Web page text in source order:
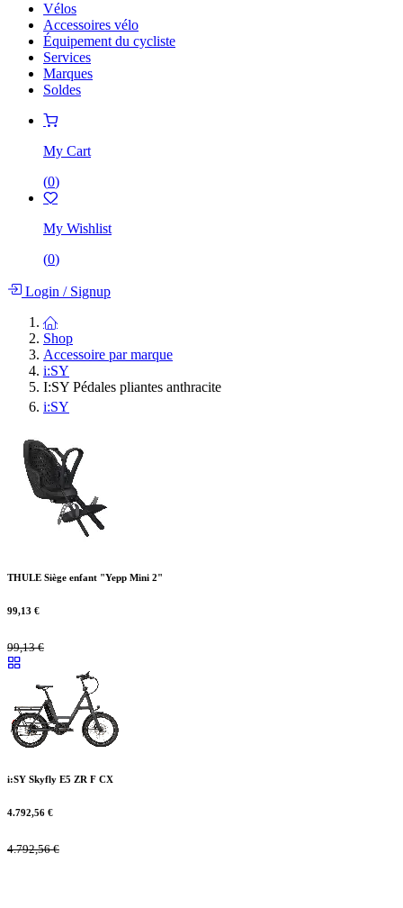
Vélos
Accessoires vélo
Équipement du cycliste
Services
Marques
Soldes
My Cart
(0)
My Wishlist
(0)
Login /Signup
Shop
Accessoire par marque
i:SY
I:SY Pédales pliantes anthracite
i:SY
THULE Siège enfant "Yepp Mini 2"
99,13 €
99,13€
i:SY Skyfly E5 ZR F CX
4.792,56 €
4.792,56€